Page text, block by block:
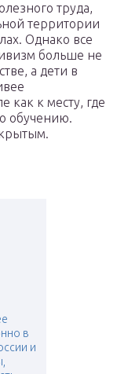
труда,
территории
Однако все
больше не
а дети в
как к месту, где
обучению.
в
и